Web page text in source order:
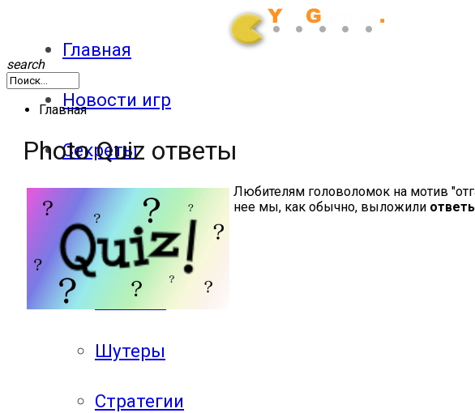
Главная
Новости игр
Секреты
Патчи
Обзоры
Экшены
Шутеры
Стратегии
search
Главная
Photo Quiz ответы
Любителям головоломок на мотив
нее мы, как обычно, выложили